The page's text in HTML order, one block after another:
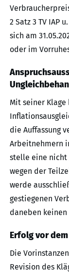
2 Satz 3 TV IAP
sich am
oder im
Mit seiner
die Auffassung
Arbeitnehmern
stelle eine nicht
wegen der
werde
gestiegenen
daneben keinen
Erfolg vor dem
Die
Revision des